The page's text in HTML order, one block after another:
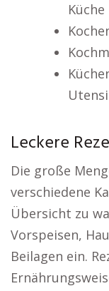
Küche
Leckere
Die große
verschiedene
Übersicht zu
Vorspeisen,
Beilagen ein.